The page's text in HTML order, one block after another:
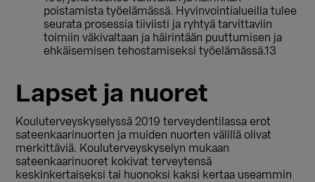
poistamista työelämässä. Hyvinvointialueilla tulee
seurata prosessia tiiviisti ja ryhtyä tarvittaviin
toimiin väkivaltaan ja häirintään puuttumisen ja
ehkäisemisen tehostamiseksi työelämässä.13
Lapset ja nuoret
Kouluterveyskyselyssä 2019 terveydentilassa erot
sateenkaarinuorten ja muiden nuorten välillä olivat
merkittäviä. Kouluterveyskyselyn mukaan
sateenkaarinuoret kokivat terveytensä
keskinkertaiseksi tai huonoksi kaksi kertaa useammin